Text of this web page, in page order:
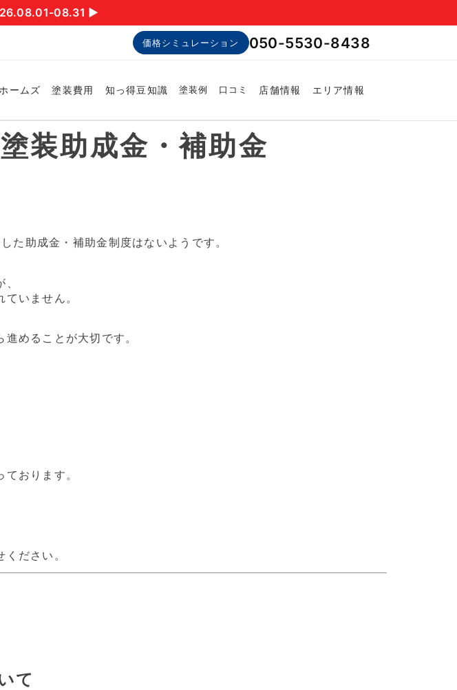
08.31 ▶︎
価格シミュレーション 050-5530-8438
ームズ 塗装費用 知っ得豆知識 塗装例 口コミ 店舗情報 エリア情報
装助成金・補助金
助成金・補助金制度はないようです。
いません。
めることが大切です。
おります。
ださい。
て